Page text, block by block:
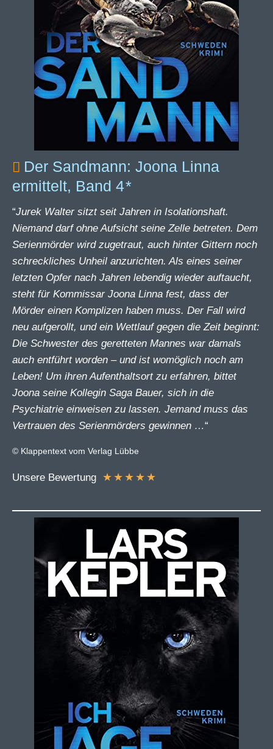
Der Sandmann: Joona Linna
ermittelt, Band 4
“Jurek Walter sitzt seit Jahren in Isolationshaft.
Niemand darf ohne Aufsicht seine Zelle betreten. Dem
Serienmörder wird zugetraut, auch hinter Gittern noch
schreckliches Unheil anzurichten. Als eines seiner
letzten Opfer nach Jahren lebendig wieder auftaucht,
steht für Kommissar Joona Linna fest, dass der
Mörder einen Komplizen haben muss. Der Fall wird
neu aufgerollt, und ein Wettlauf gegen die Zeit beginnt:
Die Schwester des geretteten Mannes war damals
auch entführt worden – und ist womöglich noch am
Leben! Um ihren Aufenthaltsort zu erfahren, bittet
Joona seine Kollegin Saga Bauer, sich in die
Psychiatrie einweisen zu lassen. Jemand muss das
Vertrauen des Serienmörders gewinnen …“
© Klappentext vom Verlag Lübbe
Unsere Bewertung ★ ★ ★ ★ ★